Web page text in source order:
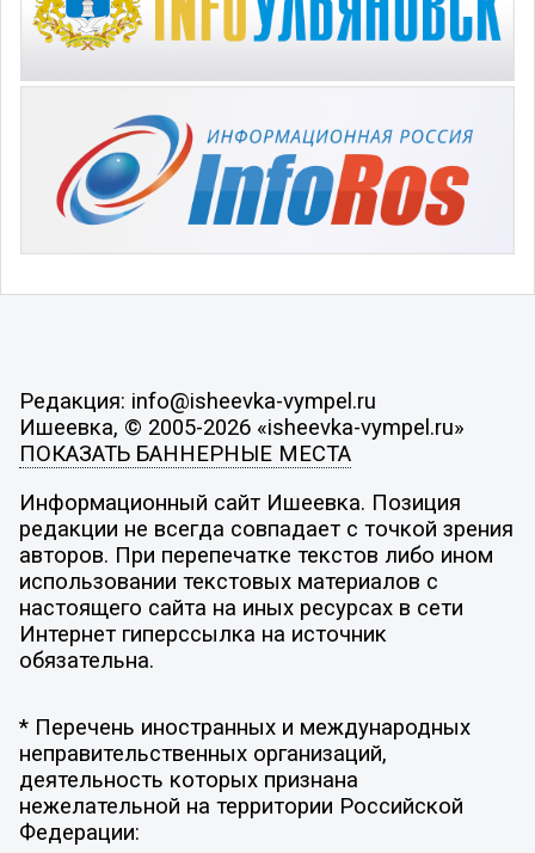
Редакция: info@isheevka-vympel.ru
Ишеевка, © 2005-2026 «isheevka-vympel.ru»
ПОКАЗАТЬ БАННЕРНЫЕ МЕСТА
Информационный сайт Ишеевка. Позиция
редакции не всегда совпадает с точкой зрения
авторов. При перепечатке текстов либо ином
использовании текстовых материалов с
настоящего сайта на иных ресурсах в сети
Интернет гиперссылка на источник
обязательна.
* Перечень иностранных и международных
неправительственных организаций,
деятельность которых признана
нежелательной на территории Российской
Федерации: